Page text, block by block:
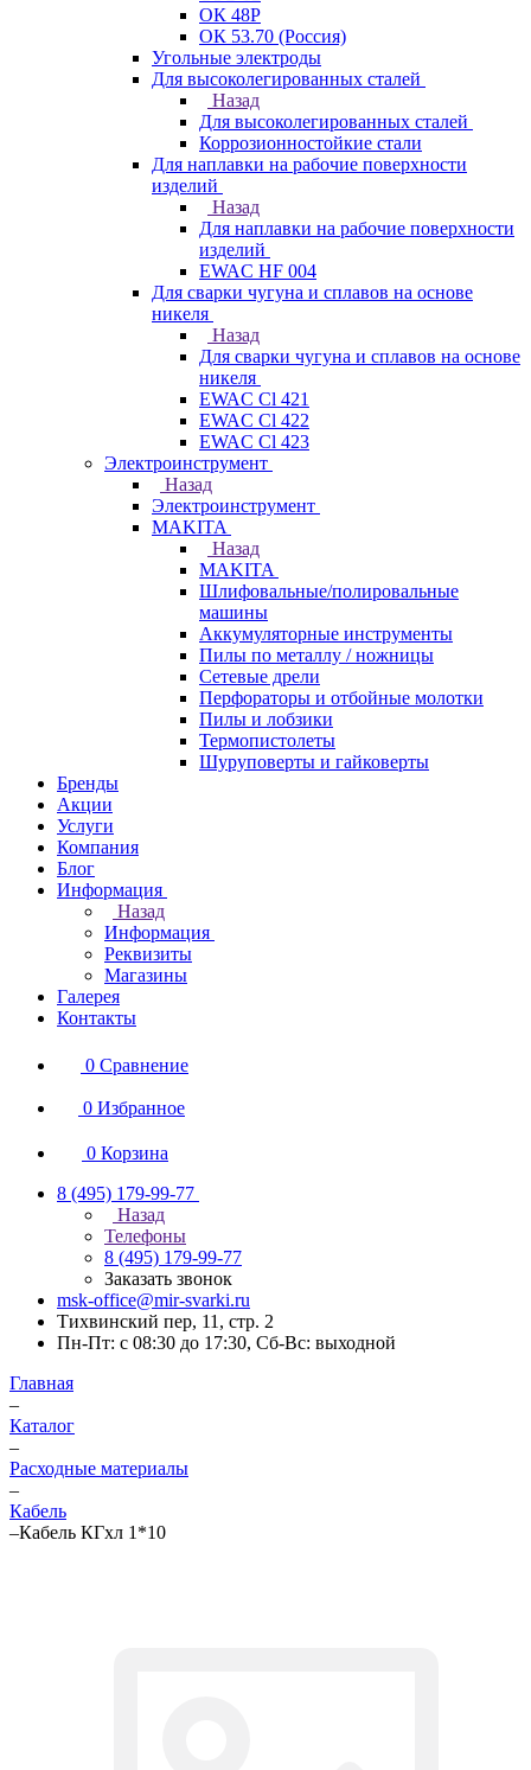
ОК 48Р
ОК 53.70 (Россия)
Угольные электроды
Для высоколегированных сталей
Назад
Для высоколегированных сталей
Коррозионностойкие стали
Для наплавки на рабочие поверхности
изделий
Назад
Для наплавки на рабочие поверхности
изделий
EWAC HF 004
Для сварки чугуна и сплавов на основе
никеля
Назад
Для сварки чугуна и сплавов на основе
никеля
EWAC Cl 421
EWAC Cl 422
EWAC Cl 423
Электроинструмент
Назад
Электроинструмент
МAKITA
Назад
МAKITA
Шлифовальные/полировальные
машины
Аккумуляторные инструменты
Пилы по металлу / ножницы
Сетевые дрели
Перфораторы и отбойные молотки
Пилы и лобзики
Термопистолеты
Шуруповерты и гайковерты
Бренды
Акции
Услуги
Компания
Блог
Информация
Назад
Информация
Реквизиты
Магазины
Галерея
Контакты
0 Сравнение
0 Избранное
0 Корзина
8 (495) 179-99-77
Назад
Телефоны
8 (495) 179-99-77
Заказать звонок
msk-office@mir-svarki.ru
Тихвинский пер, 11, стр. 2
Пн-Пт: с 08:30 до 17:30, Сб-Вс: выходной
Главная
–
Каталог
–
Расходные материалы
–
Кабель
–Кабель КГхл 1*10